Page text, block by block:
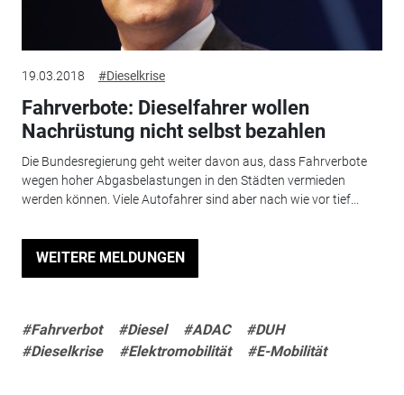
19.03.2018 #Dieselkrise
Fahrverbote: Dieselfahrer wollen
Nachrüstung nicht selbst bezahlen
Die Bundesregierung geht weiter davon aus, dass Fahrverbote
wegen hoher Abgasbelastungen in den Städten vermieden
werden können. Viele Autofahrer sind aber nach wie vor tief...
WEITERE MELDUNGEN
#Fahrverbot #Diesel #ADAC
#DUH
#Dieselkrise
#Elektromobilität #E-Mobilität